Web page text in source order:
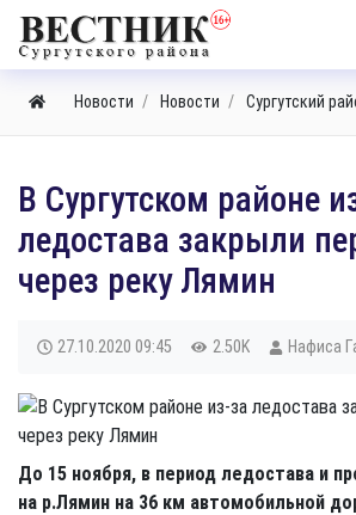
Новости Новости Сургутский
В Сургутском районе
ледостава закрыли
через реку Лямин
27.10.2020 09:45 2.50K Нафиса
До 15 ноября, в период ледостава и
на р.Лямин на 36 км автомобильной